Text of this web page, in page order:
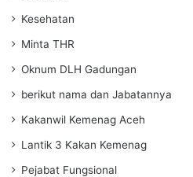
Kesehatan
Minta THR
Oknum DLH Gadungan
berikut nama dan Jabatannya
Kakanwil Kemenag Aceh
Lantik 3 Kakan Kemenag
Pejabat Fungsional